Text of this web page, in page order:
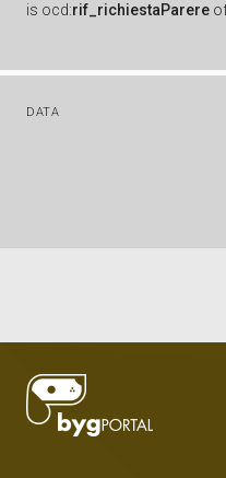
is ocd:rif_richiestaParere
DATA